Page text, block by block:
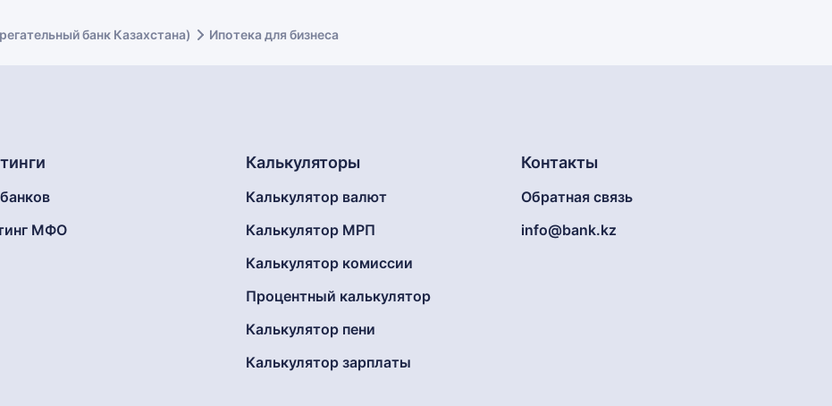
банк Казахстана) Ипотека для бизнеса
МФО
Калькуляторы
Калькулятор валют
Калькулятор МРП
Калькулятор комиссии
Процентный калькулятор
Калькулятор пени
Калькулятор зарплаты
Контакты
Обратная связь
info@bank.kz